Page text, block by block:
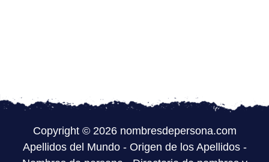
Copyright © 2026 nombresdepersona.com
Apellidos del Mundo- Origen de los Apellidos-